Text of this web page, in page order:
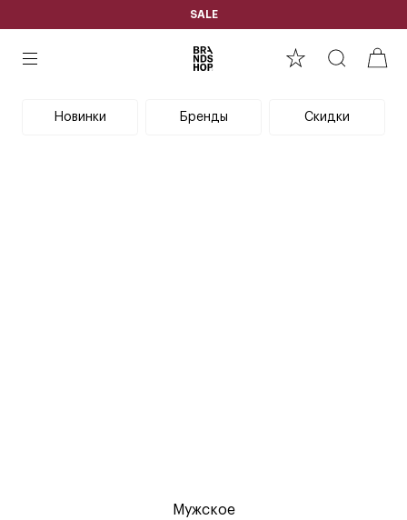
SALE
Новинки Бренды Скидки
Мужское